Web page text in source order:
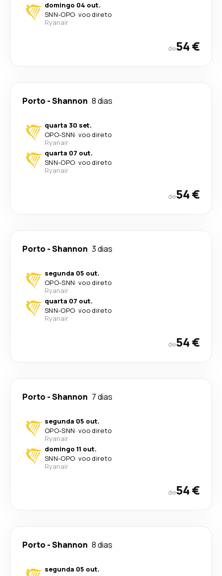
domingo 04 out.
SNN-OPO· voo direto
Ryanair
de54 €
Porto -Shannon 8 dias
quarta 30 set.
OPO-SNN· voo direto
Ryanair
quarta 07 out.
SNN-OPO· voo direto
Ryanair
de54 €
Porto -Shannon 3 dias
segunda 05 out.
OPO-SNN· voo direto
Ryanair
quarta 07 out.
SNN-OPO· voo direto
Ryanair
de54 €
Porto -Shannon 7 dias
segunda 05 out.
OPO-SNN· voo direto
Ryanair
domingo 11 out.
SNN-OPO· voo direto
Ryanair
de54 €
Porto -Shannon 8 dias
segunda 05 out.